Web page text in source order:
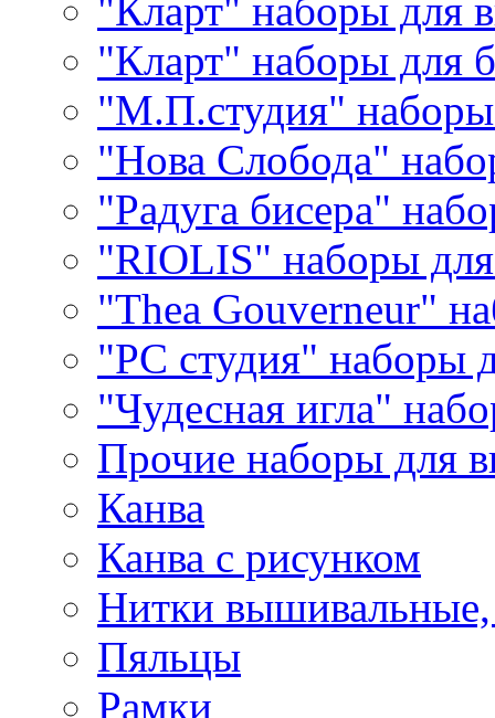
"Кларт" наборы для
"Кларт" наборы для
"М.П.студия"
"Нова Слобода"
"Радуга бисера"
"RIOLIS" наборы
"Thea Gouverneur"
"РС студия" наборы
"Чудесная игла"
Прочие наборы для
Канва
Канва с рисунком
Нитки
Пяльцы
Рамки